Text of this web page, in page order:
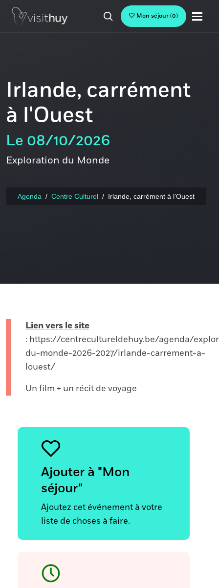
Mon séjour(0)
Irlande, carrément
à l'Ouest
Le 08/10/2026
Exploration du Monde
Agenda Centre Culturel Irlande, carrément à l'Ouest
Lien vers le site
: https://centrecultureldehuy.be/agenda/
du-monde-2026-2027/irlande-carrement-a-
louest/
Un film + un récit de voyage
Ajouter à "Mon
séjour"
Ajoutez cet événement à votre
liste de choses à faire.